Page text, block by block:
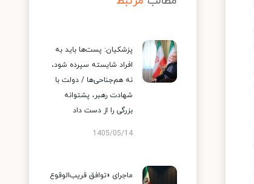
پزشکیان: پست‌ها باید به
افراد شایسته سپرده شود،
نه هم‌جناحی‌ها / دولت با
شهادت رهبر، پشتوانه
بزرگی را از دست داد
1405/05/14
ماجرای «توافق قریب‌الوقوع